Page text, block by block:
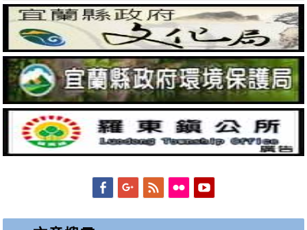
FacebookGoogleplus
Feed Flickr